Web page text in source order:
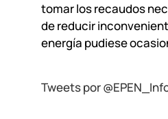
tomar los recaudos
de reducir
energía pudiese
Tweets por